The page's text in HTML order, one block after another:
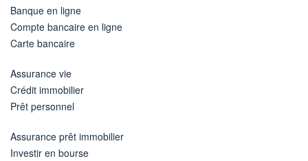
Banque en ligne
Compte bancaire en ligne
Carte bancaire
Assurance vie
Crédit immobilier
Prêt personnel
Assurance prêt immobilier
Investir en bourse